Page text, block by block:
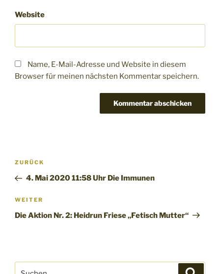
Website
Name, E-Mail-Adresse und Website in diesem
Browser für meinen nächsten Kommentar speichern.
Beitragsnavigation
Vorheriger
Beitrag
ZURÜCK
4. Mai 2020 11:58 Uhr Die Immunen
Nächster
Beitrag
WEITER
Die Aktion Nr. 2: Heidrun Friese „Fetisch Mutter“